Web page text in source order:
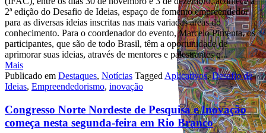
2ª edição do Desafio de Ideias, espaço de fomento empreendedor
para as diversas ideias inscritas nas mais variadas áreas do
conhecimento. Para o coordenador do evento, Marcelo Pimenta, os
participantes, que são de todo Brasil, têm a oportunidade de
aprimorar suas ideias, através de mentores e palestrantes q...
Mais
Publicado em Destaques, Notícias Tagged Aplicativos,Desafio de
Ideias, Empreendedorismo, inovação
Congresso Norte Nordeste de Pesquisa e Inovação
começa nesta segunda-feira em Rio Branco